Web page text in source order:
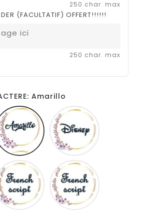
250 char. max
(FACULTATIF) OFFERT!!!!!!
250 char. max
Amarillo
Amarillo
French
script